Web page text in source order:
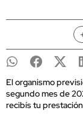
El organismo
segundo mes de
recibís tu